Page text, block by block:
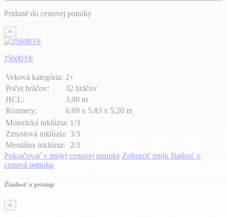
Pridané do cenovej ponuky
×
J56003®
Veková kategória: 2+
Počet hráčov:
32 hráčov
HCL:
3,00 m
Rozmery:
6,69 x 5,83 x 5,20 m
Motorická inklúzia: 1/3
Zmyslová inklúzia: 3/3
Mentálna inklúzia:
2/3
Pokračovať v mojej cenovej ponuke Zobraziť moju žiadosť o
cenovú ponuku
Žiadosť o prístup
×